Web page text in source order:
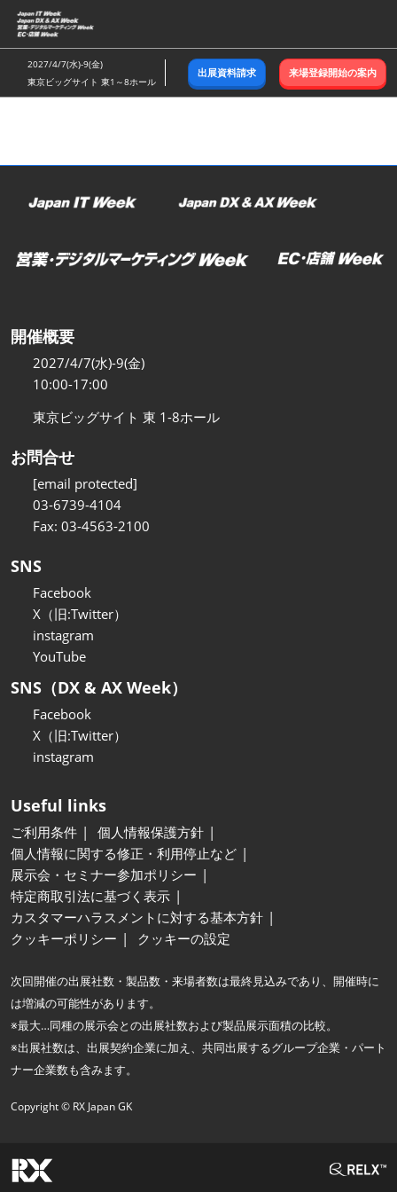
ス
キ
ッ
し
む
2027/4/7(水)-9(金)
東京ビッグサイト 東1～8ホール
出展資料請求 来場登録開始の案内
開催概要
2027/4/7(水)-9(金)
10:00-17:00
東京ビッグサイト 東 1-8ホール
お問合せ
[email protected]
03-6739-4104
Fax: 03-4563-2100
SNS
Facebook
X（旧:Twitter）
instagram
YouTube
SNS（DX & AX Week）
Facebook
X（旧:Twitter）
instagram
Useful links
ご利用条件
個人情報保護方針
個人情報に関する修正・利用停止など
展示会・セミナー参加ポリシー
特定商取引法に基づく表示
カスタマーハラスメントに対する基本方針
クッキーポリシー
クッキーの設定
次回開催の出展社数・製品数・来場者数は最終見込みであり、開催時に
は増減の可能性があります。
※最大…同種の展示会との出展社数および製品展示面積の比較。
※出展社数は、出展契約企業に加え、共同出展するグループ企業・パート
ナー企業数も含みます。
Copyright © RX Japan GK